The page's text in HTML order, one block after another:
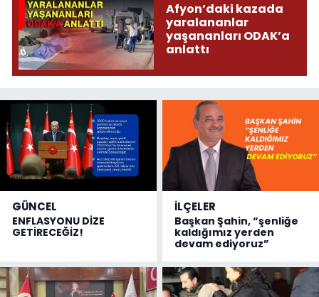
Afyon’daki kazada
yaralananlar
yaşananları ODAK’a
anlattı
GÜNCEL
ENFLASYONU DİZE
GETİRECEĞİZ!
İLÇELER
Başkan Şahin, “şenliğe
kaldığımız yerden
devam ediyoruz”